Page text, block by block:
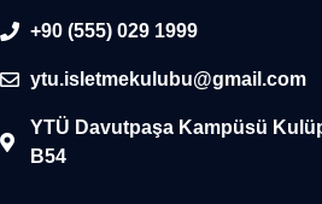
+90 (555) 029 1999
ytu.isletmekulubu@gmail.com
YTÜ Davutpaşa Kampüsü
B54